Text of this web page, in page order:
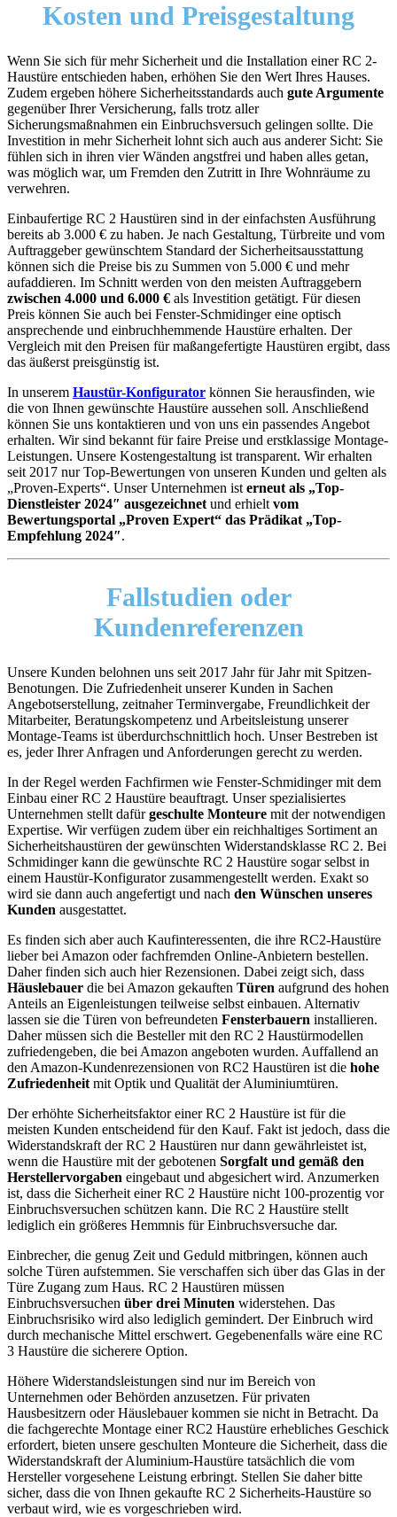
Kosten und Preisgestaltung
Wenn Sie sich für mehr Sicherheit und die Installation einer RC 2-
Haustüre entschieden haben, erhöhen Sie den Wert Ihres Hauses.
Zudem ergeben höhere Sicherheitsstandards auch gute Argumente
gegenüber Ihrer Versicherung, falls trotz aller
Sicherungsmaßnahmen ein Einbruchsversuch gelingen sollte. Die
Investition in mehr Sicherheit lohnt sich auch aus anderer Sicht: Sie
fühlen sich in ihren vier Wänden angstfrei und haben alles getan,
was möglich war, um Fremden den Zutritt in Ihre Wohnräume zu
verwehren.
Einbaufertige RC 2 Haustüren sind in der einfachsten Ausführung
bereits ab 3.000 € zu haben. Je nach Gestaltung, Türbreite und vom
Auftraggeber gewünschtem Standard der Sicherheitsausstattung
können sich die Preise bis zu Summen von 5.000 € und mehr
aufaddieren. Im Schnitt werden von den meisten Auftraggebern
zwischen 4.000 und 6.000 € als Investition getätigt. Für diesen
Preis können Sie auch bei Fenster-Schmidinger eine optisch
ansprechende und einbruchhemmende Haustüre erhalten. Der
Vergleich mit den Preisen für maßangefertigte Haustüren ergibt, dass
das äußerst preisgünstig ist.
In unserem Haustür-Konfigurator können Sie herausfinden, wie
die von Ihnen gewünschte Haustüre aussehen soll. Anschließend
können Sie uns kontaktieren und von uns ein passendes Angebot
erhalten. Wir sind bekannt für faire Preise und erstklassige Montage-
Leistungen. Unsere Kostengestaltung ist transparent. Wir erhalten
seit 2017 nur Top-Bewertungen von unseren Kunden und gelten als
„Proven-Experts“. Unser Unternehmen ist erneut als „Top-
Dienstleister 2024″ ausgezeichnet und erhielt vom
Bewertungsportal „Proven Expert“ das Prädikat „Top-
Empfehlung 2024″.
Fallstudien oder
Kundenreferenzen
Unsere Kunden belohnen uns seit 2017 Jahr für Jahr mit Spitzen-
Benotungen. Die Zufriedenheit unserer Kunden in Sachen
Angebotserstellung, zeitnaher Terminvergabe, Freundlichkeit der
Mitarbeiter, Beratungskompetenz und Arbeitsleistung unserer
Montage-Teams ist überdurchschnittlich hoch. Unser Bestreben ist
es, jeder Ihrer Anfragen und Anforderungen gerecht zu werden.
In der Regel werden Fachfirmen wie Fenster-Schmidinger mit dem
Einbau einer RC 2 Haustüre beauftragt. Unser spezialisiertes
Unternehmen stellt dafürgeschulte Monteure mit der notwendigen
Expertise. Wir verfügen zudem über ein reichhaltiges Sortiment an
Sicherheitshaustüren der gewünschten Widerstandsklasse RC 2. Bei
Schmidinger kann die gewünschte RC 2 Haustüre sogar selbst in
einem Haustür-Konfigurator zusammengestellt werden. Exakt so
wird sie dann auch angefertigt und nach den Wünschen unseres
Kunden ausgestattet.
Es finden sich aber auch Kaufinteressenten, die ihre RC2-Haustüre
lieber bei Amazon oder fachfremden Online-Anbietern bestellen.
Daher finden sich auch hier Rezensionen. Dabei zeigt sich, dass
Häuslebauer die bei Amazon gekauften Türen aufgrund des hohen
Anteils an Eigenleistungen teilweise selbst einbauen. Alternativ
lassen sie die Türen von befreundeten Fensterbauern installieren.
Daher müssen sich die Besteller mit den RC 2 Haustürmodellen
zufriedengeben, die bei Amazon angeboten wurden. Auffallend an
den Amazon-Kundenrezensionen von RC2 Haustüren ist die hohe
Zufriedenheit mit Optik und Qualität der Aluminiumtüren.
Der erhöhte Sicherheitsfaktor einer RC 2 Haustüre ist für die
meisten Kunden entscheidend für den Kauf. Fakt ist jedoch, dass die
Widerstandskraft der RC 2 Haustüren nur dann gewährleistet ist,
wenn die Haustüre mit der gebotenen Sorgfalt und gemäß den
Herstellervorgaben eingebaut und abgesichert wird. Anzumerken
ist, dass die Sicherheit einer RC 2 Haustüre nicht 100-prozentig vor
Einbruchsversuchen schützen kann. Die RC 2 Haustüre stellt
lediglich ein größeres Hemmnis für Einbruchsversuche dar.
Einbrecher, die genug Zeit und Geduld mitbringen, können auch
solche Türen aufstemmen. Sie verschaffen sich über das Glas in der
Türe Zugang zum Haus. RC 2 Haustüren müssen
Einbruchsversuchen über drei Minuten widerstehen. Das
Einbruchsrisiko wird also lediglich gemindert. Der Einbruch wird
durch mechanische Mittel erschwert. Gegebenenfalls wäre eine RC
3 Haustüre die sicherere Option.
Höhere Widerstandsleistungen sind nur im Bereich von
Unternehmen oder Behörden anzusetzen. Für privaten
Hausbesitzern oder Häuslebauer kommen sie nicht in Betracht. Da
die fachgerechte Montage einer RC2 Haustüre erhebliches Geschick
erfordert, bieten unsere geschulten Monteure die Sicherheit, dass die
Widerstandskraft der Aluminium-Haustüre tatsächlich die vom
Hersteller vorgesehene Leistung erbringt. Stellen Sie daher bitte
sicher, dass die von Ihnen gekaufte RC 2 Sicherheits-Haustüre so
verbaut wird, wie es vorgeschrieben wird.